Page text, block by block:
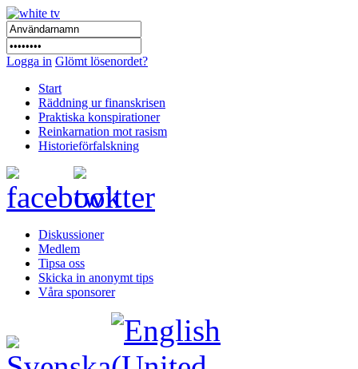
Logga in Glömt lösenordet?
Start
Räddning ur finanskrisen
Praktiska konspirationer
Reinkarnation mot rasism
Historieförfalskning
Diskussioner
Medlem
Tipsa oss
Skicka in anonymt tips
Våra sponsorer